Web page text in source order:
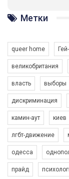
солідарності,
ГАУ є в 16
Разом наш
6/30/2017
Емоційний та
представляє
Метки
queer home
великобритания
власть выборы
дискриминация
камин-аут киев
лгбт-движение
одесса
прайд